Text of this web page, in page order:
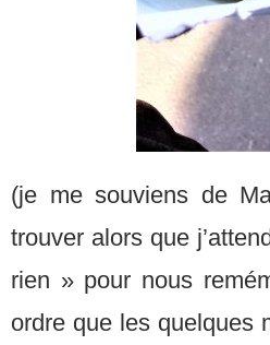
(je me souviens de
trouver alors que
rien » pour nous
ordre que les quelques